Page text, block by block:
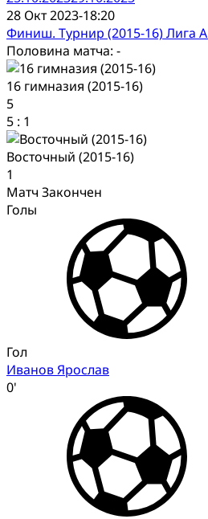
28 Окт 2023-18:20
Финиш. Турнир (2015-16) Лига А
Половина матча: -
16 гимназия (2015-16)
5
5 : 1
Восточный (2015-16)
1
Матч Закончен
Голы
Гол
Иванов Ярослав
0'